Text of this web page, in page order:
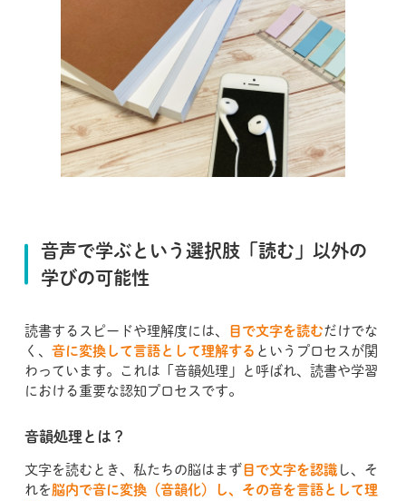
音声で学ぶという選択肢「読む」以外の
学びの可能性
読書するスピードや理解度には、 目で文字を読むだけでな
く、 音に変換して言語として理解する というプロセスが関
わっています。これは「音韻処理」と呼ばれ、読書や学習
における重要な認知プロセスです。
音韻処理とは？
文字を読むとき、私たちの脳はまず目で文字を認識し、そ
れを脳内で音に変換（音韻化）し、その音を言語として理